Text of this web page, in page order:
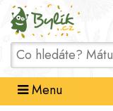
Domů
Menu